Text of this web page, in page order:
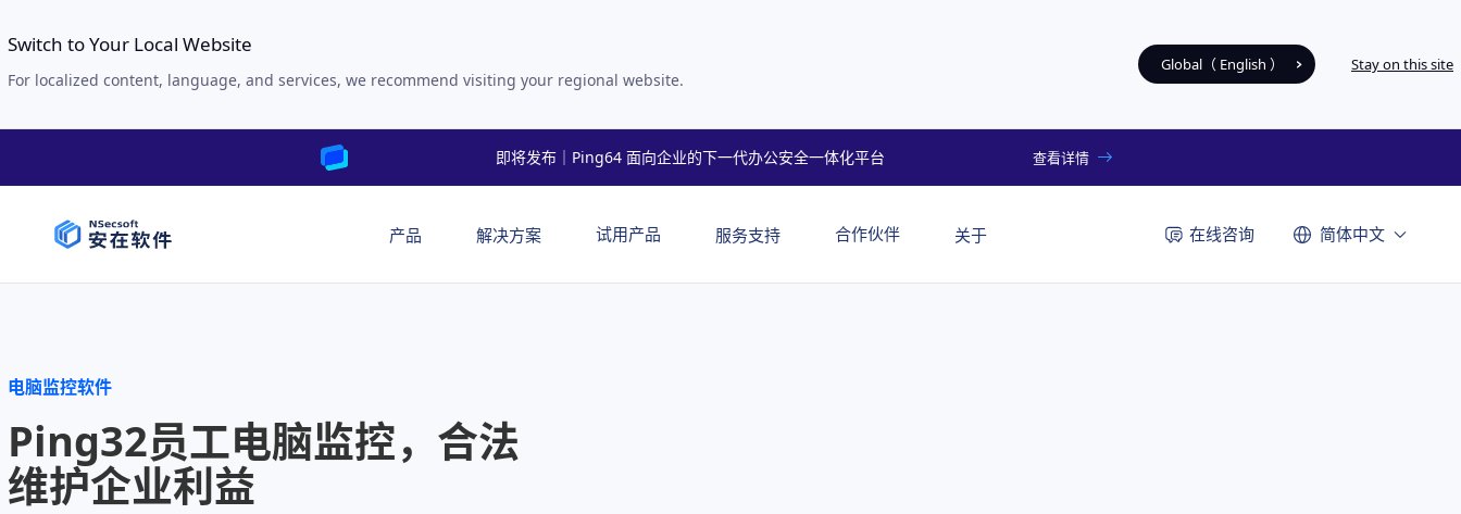
Switch to Your Local Website
For localized content, language, and services, we recommend visiting your regional website.
Global（ English ） Stay on this site
即将发布｜Ping64 面向企业的下一代办公安全一体化平台 查看详情
产品 解决方案 试用产品 服务支持 合作伙伴 关于 在线咨询 简体中文
电脑监控软件
Ping32员工电脑监控，合法
维护企业利益